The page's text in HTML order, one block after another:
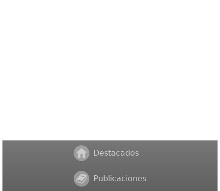
Destacados
Publicaciones